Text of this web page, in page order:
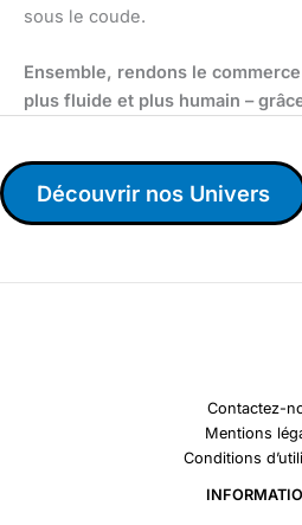
sous le coude.
Ensemble, rendons le
plus fluide et plus humain –
Découvrir nos Univers
Contactez-
Mentions
Conditions